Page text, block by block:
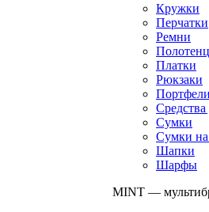
Кружки
Перчатки
Ремни
Платки
Рюкзаки
Портфели
Средства
Сумки
Сумки на
Шапки
Шарфы
MINT —